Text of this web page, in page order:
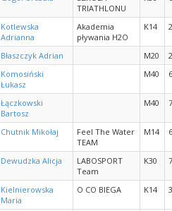
TRIATHLONU
Kotlewska
Adrianna
Akademia
pływania H2O
K14 2
Błaszczyk Adrian M20
2
Komosiński
Łukasz
M40 6
Łączkowski
Bartosz
M40 7
Chutnik Mikołaj
Feel The Water
TEAM
M14 6
Dewudzka Alicja
LABOSPORT
Team
K30 7
Kielnierowska
Maria
O CO BIEGA K14 3